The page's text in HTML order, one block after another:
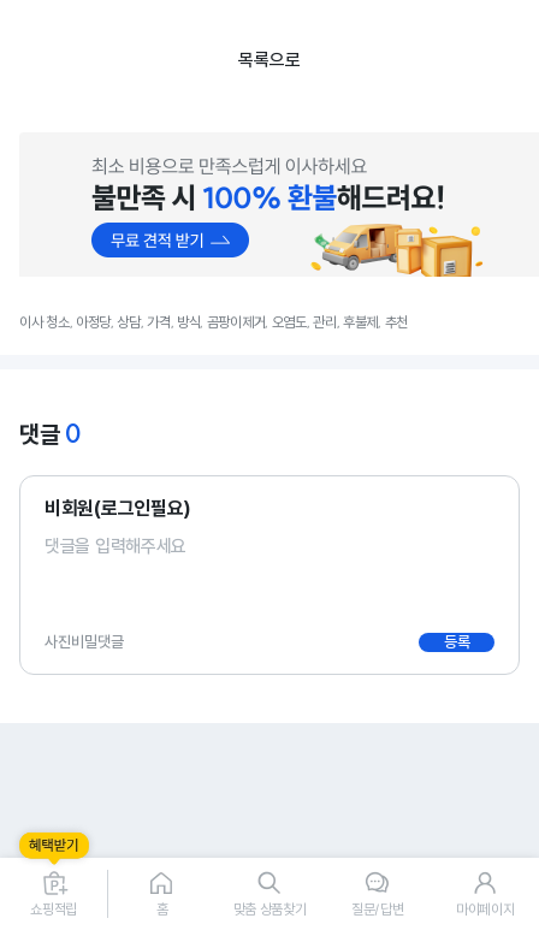
목록으로
이사 청소, 아정당, 상담, 가격, 방식, 곰팡이제거, 오염도, 관리, 후불제, 추천
댓글 0
비회원(로그인필요)
사진비밀댓글 등록
0
쇼핑적립 홈 맞춤 상품찾기 질문/답변 마이페이지